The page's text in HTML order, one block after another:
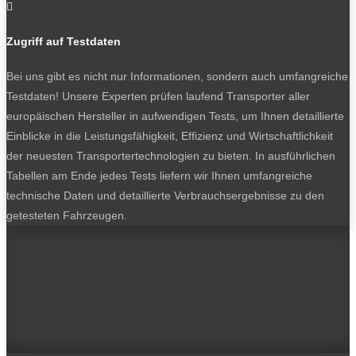

Zugriff auf Testdaten
Bei uns gibt es nicht nur Informationen, sondern auch umfangreiche
Testdaten! Unsere Experten prüfen laufend Transporter aller
europäischen Hersteller in aufwendigen Tests, um Ihnen detaillierte
Einblicke in die Leistungsfähigkeit, Effizienz und Wirtschaftlichkeit
der neuesten Transportertechnologien zu bieten. In ausführlichen
Tabellen am Ende jedes Tests liefern wir Ihnen umfangreiche
technische Daten und detaillierte Verbrauchsergebnisse zu den
getesteten Fahrzeugen.